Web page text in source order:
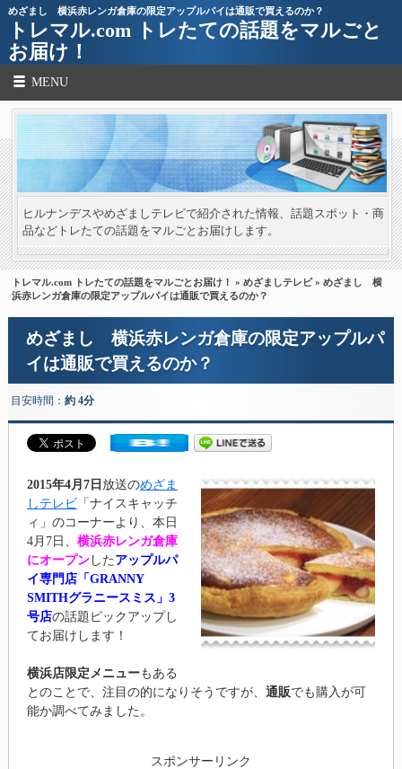
めざまし 横浜赤レンガ倉庫の限定アップルパイは通販で買えるのか？
トレマル.com トレたての話題をマルごと
お届け！
MENU
ヒルナンデスやめざましテレビで紹介された情報、話題スポット・商
品などトレたての話題をマルごとお届けします。
トレマル.com トレたての話題をマルごとお届け！ »めざましテレビ» めざまし 横
浜赤レンガ倉庫の限定アップルパイは通販で買えるのか？
めざまし 横浜赤レンガ倉庫の限定アップルパ
イは通販で買えるのか？
目安時間： 約 4分
2015年4月7日 放送のめざま
しテレビ「ナイスキャッチ
ィ」のコーナーより、本日
4月7日、 横浜赤レンガ倉庫
にオープンした アップルパ
イ専門店「GRANNY
SMITHグラニースミス」3
号店の話題ピックアップし
てお届けします！
横浜店限定メニューもある
とのことで、注目の的になりそうですが、 通販でも購入が可
能か調べてみました。
スポンサーリンク